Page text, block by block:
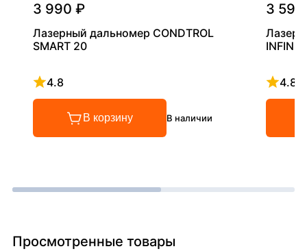
3 990 ₽
Лазерный дальномер CONDTROL
SMART 20
4.8
Рейтинг 4.8 из 5
В корзину В наличии
3
4.8
Просмотренные товары